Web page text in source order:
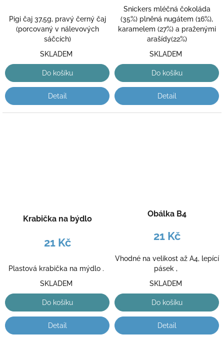
Pigi čaj 37,5g, pravý černý čaj
(porcovaný v nálevových
sáčcích)
SKLADEM
Do košíku
Detail
Snickers mléčná čokoláda
(35%) plněná nugátem (16%),
karamelem (27%) a praženými
arašídy(22%)
SKLADEM
Do košíku
Detail
Krabička na býdlo
21 Kč
Plastová krabička na mýdlo .
SKLADEM
Do košíku
Detail
Obálka B4
21 Kč
Vhodné na velikost až A4, lepící
pásek ,
SKLADEM
Do košíku
Detail